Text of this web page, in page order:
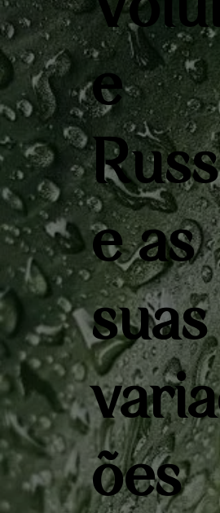
e
e as
suas
ões